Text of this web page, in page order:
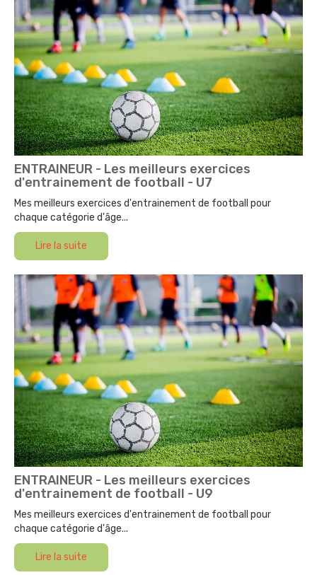
ENTRAINEUR - Les meilleurs exercices
d'entrainement de football - U7
Mes meilleurs exercices d'entrainement de football pour
chaque catégorie d'âge...
Lire la suite
ENTRAINEUR - Les meilleurs exercices
d'entrainement de football - U9
Mes meilleurs exercices d'entrainement de football pour
chaque catégorie d'âge...
Lire la suite